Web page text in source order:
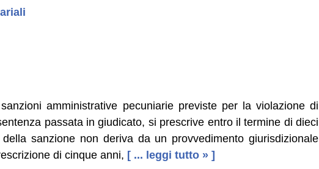
amministrative pecuniarie previste per la violazione di
passata in giudicato, si prescrive entro il termine di dieci
sanzione non deriva da un provvedimento giurisdizionale
di cinque anni, [ ... leggi tutto » ]